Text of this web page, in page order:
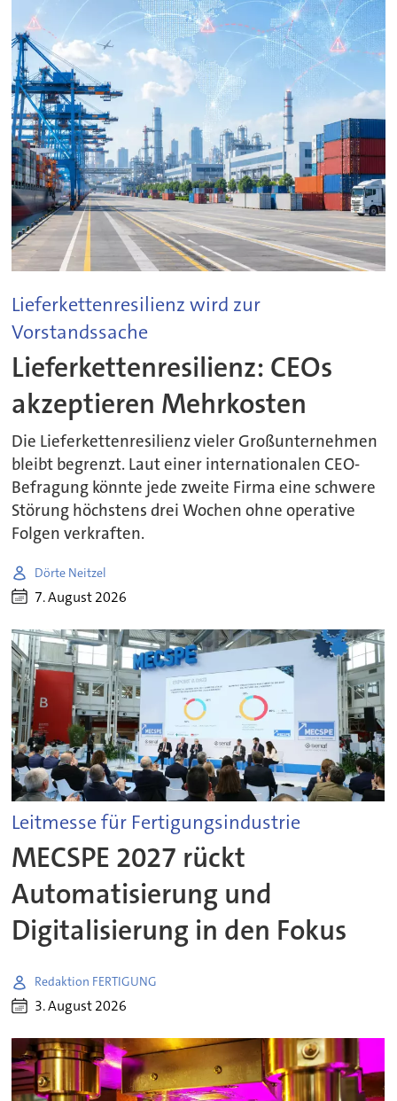
Lieferkettenresilienz wird zur
Vorstandssache
Lieferkettenresilienz: CEOs
akzeptieren Mehrkosten
Die Lieferkettenresilienz vieler Großunternehmen
bleibt begrenzt. Laut einer internationalen CEO-
Befragung könnte jede zweite Firma eine schwere
Störung höchstens drei Wochen ohne operative
Folgen verkraften.
Dörte Neitzel
7. August 2026
Leitmesse für Fertigungsindustrie
MECSPE 2027 rückt
Automatisierung und
Digitalisierung in den Fokus
Redaktion FERTIGUNG
3. August 2026